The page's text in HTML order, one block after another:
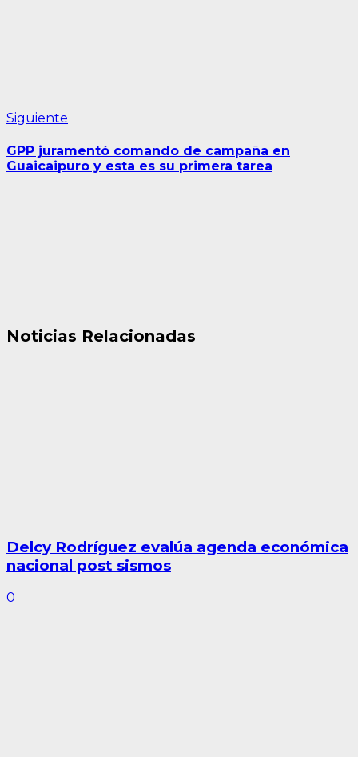
Siguiente
GPP juramentó comando de campaña en
Guaicaipuro y esta es su primera tarea
Noticias Relacionadas
Delcy Rodríguez evalúa agenda económica
nacional post sismos
0